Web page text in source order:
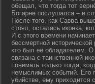
обещал, что тогда тот
Богарне послушался – и
После того, как Савва
стоял, осталась иконка,
И с этого времени
бессмертной
кто был её обладателем. О
связана с таинственной
понимать только тогда,
немыслимых событий. Его
убийстве, ему приходится